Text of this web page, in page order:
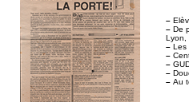
–
– De
Lyon,
– Les
–
–
–
– Au